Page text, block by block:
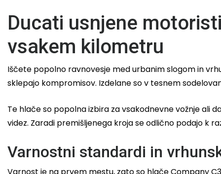
Ducati usnjene
vsakem kilometru
Iščete popolno ravnovesje med urbanim slogom in
sklepajo kompromisov. Izdelane so v tesnem
Te hlače so popolna izbira za vsakodnevne vožnje ali
videz. Zaradi premišljenega kroja se odlično podajo k
Varnostni standardi in
Varnost je na prvem mestu, zato so hlače Company